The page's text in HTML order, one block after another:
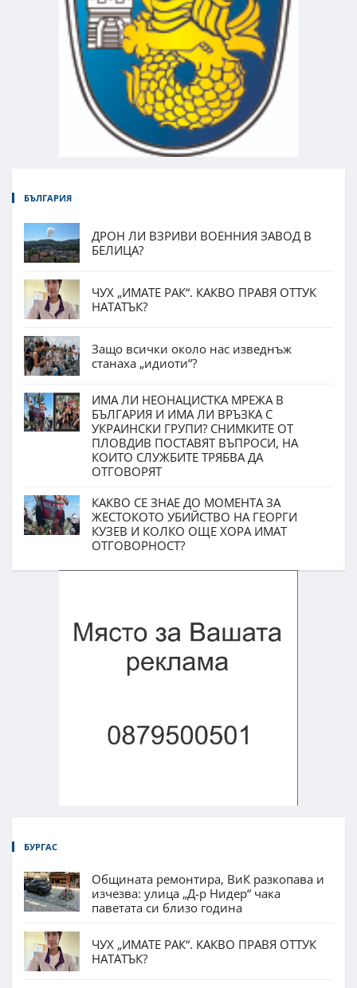
БЪЛГАРИЯ
ДРОН ЛИ ВЗРИВИ ВОЕННИЯ ЗАВОД В
БЕЛИЦА?
ЧУХ „ИМАТЕ РАК“. КАКВО ПРАВЯ ОТТУК
НАТАТЪК?
Защо всички около нас изведнъж
станаха „идиоти“?
ИМА ЛИ НЕОНАЦИСТКА МРЕЖА В
БЪЛГАРИЯ И ИМА ЛИ ВРЪЗКА С
УКРАИНСКИ ГРУПИ? СНИМКИТЕ ОТ
ПЛОВДИВ ПОСТАВЯТ ВЪПРОСИ, НА
КОИТО СЛУЖБИТЕ ТРЯБВА ДА
ОТГОВОРЯТ
КАКВО СЕ ЗНАЕ ДО МОМЕНТА ЗА
ЖЕСТОКОТО УБИЙСТВО НА ГЕОРГИ
КУЗЕВ И КОЛКО ОЩЕ ХОРА ИМАТ
ОТГОВОРНОСТ?
БУРГАС
Общината ремонтира, ВиК разкопава и
изчезва: улица „Д-р Нидер“ чака
паветата си близо година
ЧУХ „ИМАТЕ РАК“. КАКВО ПРАВЯ ОТТУК
НАТАТЪК?